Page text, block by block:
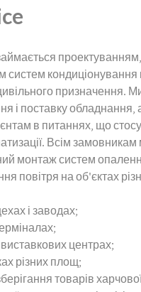
систем кондиціонування
призначення.
і поставку обладнання,
в питаннях, що
Всім замовникам
монтаж систем
повітря на об'єктах
і заводах;
центрах;
різних площ;
товарів